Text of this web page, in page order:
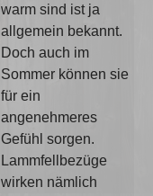
warm sind ist ja
allgemein bekannt.
Doch auch im
Sommer können sie
für ein
angenehmeres
Gefühl sorgen.
Lammfellbezüge
wirken nämlich